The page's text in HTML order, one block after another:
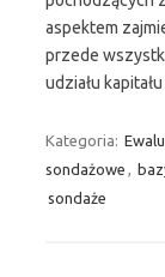
aspektem
przede
udziału
Kategoria:
sondażowe ,
sondaże